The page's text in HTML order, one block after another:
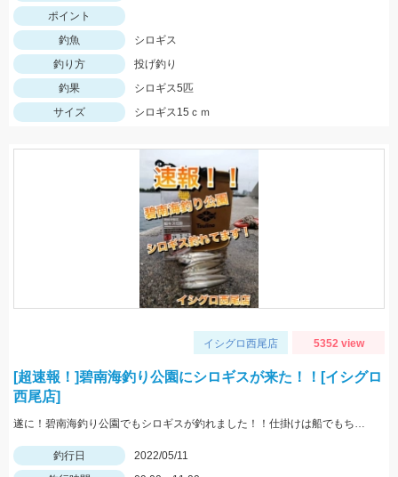
ポイント
釣魚
シロギス
釣り方
投げ釣り
釣果
シロギス5匹
サイズ
シロギス15ｃｍ
イシグロ西尾店 5352 view
[超速報！]碧南海釣り公園にシロギスが来た！！[イシグロ
西尾店]
遂に！碧南海釣り公園でもシロギスが釣れました！！仕掛けは船でもちょい投げでも使いやすい「師崎沖船キス仕掛け」！えさは石ゴカイがオススメ♪
釣行日
2022/05/11